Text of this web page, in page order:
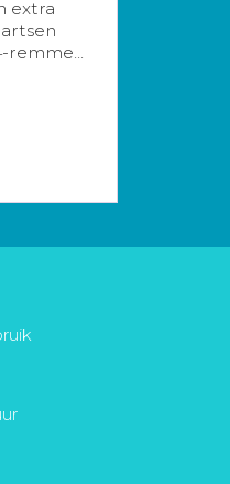
extra
remme...